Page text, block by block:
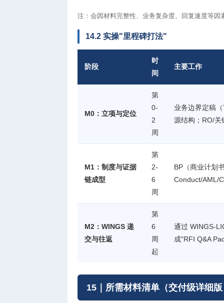
注：会因材料完整性、业务复杂度、回复速度等因
14.2 实操"里程碑打法"
阶段
时
间
主要工作
M0：立项与定位
第
0-
2
周
业务边界定稿
源结构；RO/关
M1：制度与证据
链成型
第
2-
6
周
BP（商业计划
Conduct/AML/
M2：WINGS 递
交与往返
第
6
周
起
通过 WINGS-
成"RFI Q&A
15｜所需材料清单（交付级详细